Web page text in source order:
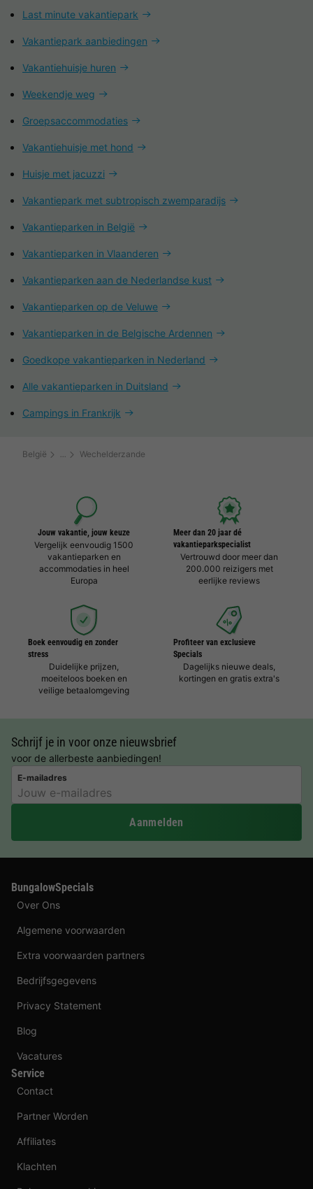
Last minute vakantiepark
Vakantiepark aanbiedingen
Vakantiehuisje huren
Weekendje weg
Groepsaccommodaties
Vakantiehuisje met hond
Huisje met jacuzzi
Vakantiepark met subtropisch zwemparadijs
Vakantieparken in België
Vakantieparken in Vlaanderen
Vakantieparken aan de Nederlandse kust
Vakantieparken op de Veluwe
Vakantieparken in de Belgische Ardennen
Goedkope vakantieparken in Nederland
Alle vakantieparken in Duitsland
Campings in Frankrijk
België Wechelderzande
Jouw vakantie, jouw keuze
Vergelijk eenvoudig 1500
vakantieparken en
accommodaties in heel
Europa
Meer dan 20 jaar dé
vakantieparkspecialist
Vertrouwd door meer dan
200.000 reizigers met
eerlijke reviews
Boek eenvoudig en zonder
stress
Duidelijke prijzen,
moeiteloos boeken en
veilige betaalomgeving
Profiteer van exclusieve
Specials
Dagelijks nieuwe deals,
kortingen en gratis extra's
Schrijf je in voor onze nieuwsbrief
voor de allerbeste aanbiedingen!
E-mailadres
Aanmelden
BungalowSpecials
Over Ons
Algemene voorwaarden
Extra voorwaarden partners
Bedrijfsgegevens
Privacy Statement
Blog
Vacatures
Service
Contact
Partner Worden
Affiliates
Klachten